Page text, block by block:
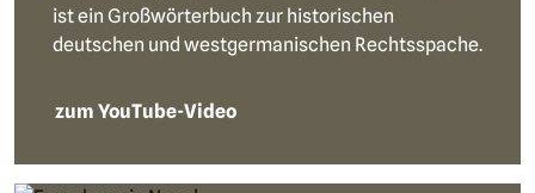
ist ein Großwörterbuch zur historischen
deutschen und westgermanischen Rechtsspache.
zum YouTube-Video